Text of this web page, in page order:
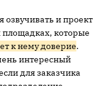
озвучивать и проект
площадках, которые
к нему доверие.
интересный
для заказчика